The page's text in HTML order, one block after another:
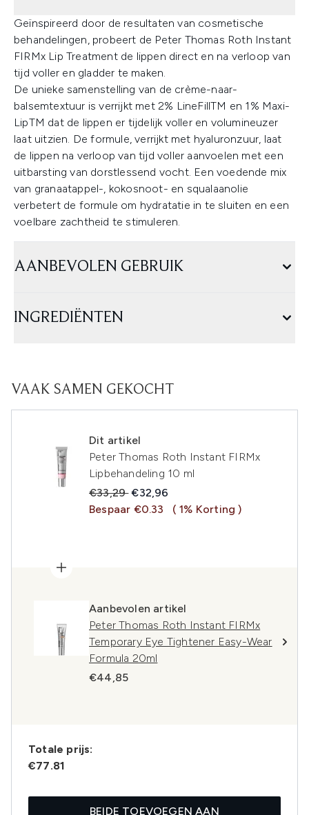
Geïnspireerd door de resultaten van cosmetische
behandelingen, probeert de Peter Thomas Roth Instant
FIRMx Lip Treatment de lippen direct en na verloop van
tijd voller en gladder te maken.
De unieke samenstelling van de crème-naar-
balsemtextuur is verrijkt met 2% LineFillTM en 1% Maxi-
LipTM dat de lippen er tijdelijk voller en volumineuzer
laat uitzien. De formule, verrijkt met hyaluronzuur, laat
de lippen na verloop van tijd voller aanvoelen met een
uitbarsting van dorstlessend vocht. Een voedende mix
van granaatappel-, kokosnoot- en squalaanolie
verbetert de formule om hydratatie in te sluiten en een
voelbare zachtheid te stimuleren.
AANBEVOLEN GEBRUIK
INGREDIËNTEN
VAAK SAMEN GEKOCHT
Dit artikel
Peter Thomas Roth Instant FIRMx
Lipbehandeling 10 ml
Recommended Retail Price:
€33,29Huidige prijs:
€32,96
Bespaar €0.33
( 1% Korting )
Aanbevolen artikel
Peter Thomas Roth Instant FIRMx
Temporary Eye Tightener Easy-Wear
Formula 20ml
€44,85
Totale prijs:
€77.81
BEIDE TOEVOEGEN AAN